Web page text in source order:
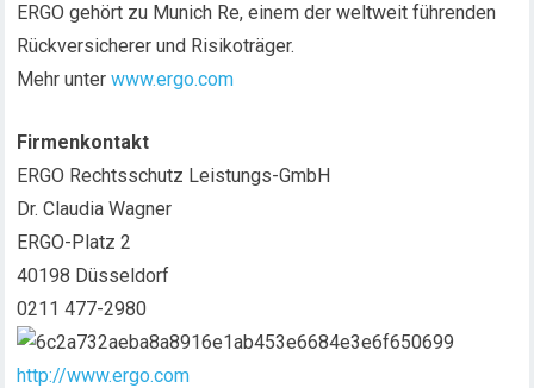
ERGO gehört zu Munich Re, einem der weltweit führenden
Rückversicherer und Risikoträger.
Mehr unterwww.ergo.com
Firmenkontakt
ERGO Rechtsschutz Leistungs-GmbH
Dr. Claudia Wagner
ERGO-Platz 2
40198 Düsseldorf
0211 477-2980
http://www.ergo.com